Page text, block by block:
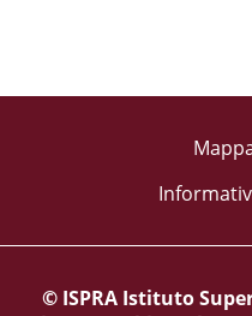
© ISPRA Istituto